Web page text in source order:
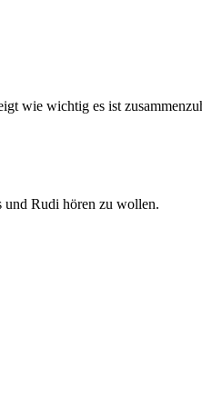
wie wichtig es ist
und Rudi hören zu wollen.